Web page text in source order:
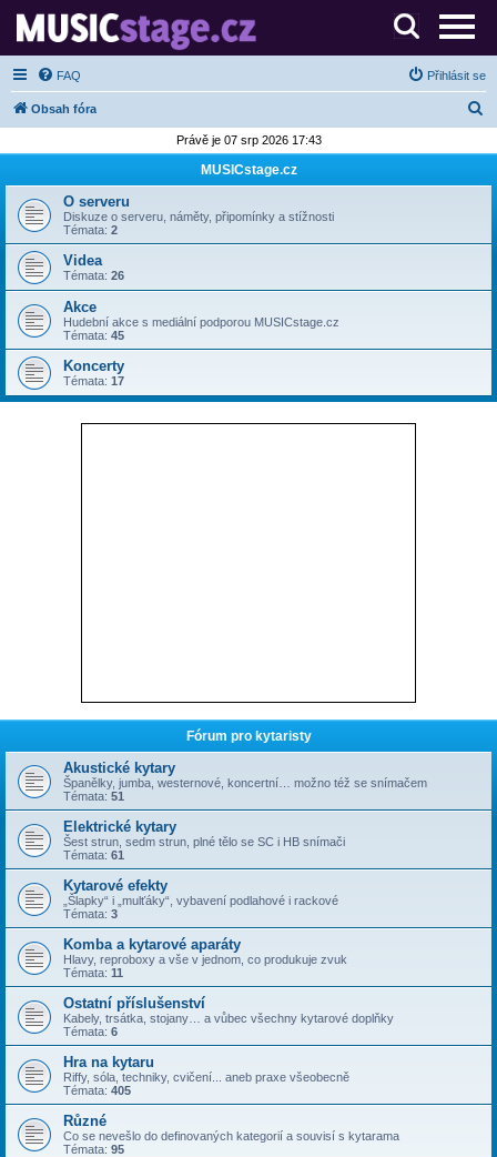
S muzikanty pro muzikanty
FAQ Přihlásit se
Obsah fóra
d
t
Právě je 07 srp 2026 17:43
MUSICstage.cz
O serveru
Diskuze o serveru, náměty, připomínky a stížnosti
Témata: 2
Videa
Témata: 26
Akce
Hudební akce s mediální podporou MUSICstage.cz
Témata: 45
Koncerty
Témata: 17
Fórum pro kytaristy
Akustické kytary
Španělky, jumba, westernové, koncertní… možno též se snímačem
Témata: 51
Elektrické kytary
Šest strun, sedm strun, plné tělo se SC i HB snímači
Témata: 61
Kytarové efekty
„Šlapky“ i „mulťáky“, vybavení podlahové i rackové
Témata: 3
Komba a kytarové aparáty
Hlavy, reproboxy a vše v jednom, co produkuje zvuk
Témata: 11
Ostatní příslušenství
Kabely, trsátka, stojany… a vůbec všechny kytarové doplňky
Témata: 6
Hra na kytaru
Riffy, sóla, techniky, cvičení... aneb praxe všeobecně
Témata: 405
Různé
Co se nevešlo do definovaných kategorií a souvisí s kytarama
Témata: 95